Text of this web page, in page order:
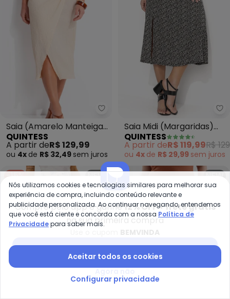
Quintess - Saia (Amarelo
Saia (Amarelo Manteiga)
em Malha Texturizada
QUINTESS
A partir deR$ 129,99
ou 4x de R$ 32,49 sem juros
Saia Midi (Margaridas)
com Bolsos e Fenda
QUINTESS
A partir deR$ 119,99R$
ou 4x de R$ 29,99 sem juros
-15% NEW NEW
Compre pelo app e ganhe12% OFF + frete grátis
na sua primeira compra
Nós utilizamos cookies e tecnologias similares para melhorar sua
experiência de compra, incluindo conteúdo relevante e
publicidade personalizada. Ao continuar navegando, entendemos
que você está ciente e concorda com a nossa Política de
Privacidadepara saber mais.
Aceitar todos os cookies
Configurar privacidade